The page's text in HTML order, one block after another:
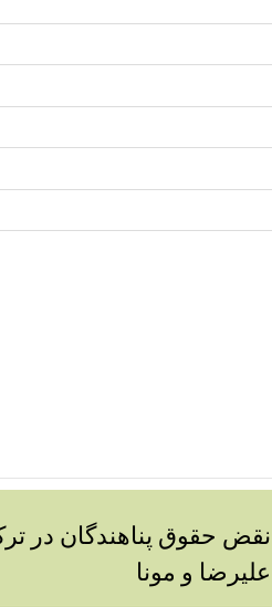
نقض حقوق پناهندگان در
علیرضا و مونا